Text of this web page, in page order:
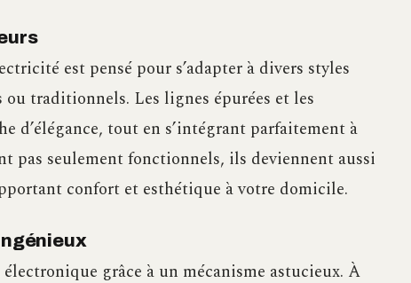
est pensé pour s’adapter à divers styles
traditionnels. Les lignes épurées et les
d’élégance, tout en s’intégrant parfaitement à
pas seulement fonctionnels, ils deviennent aussi
confort et esthétique à votre domicile.
grâce à un mécanisme astucieux. À